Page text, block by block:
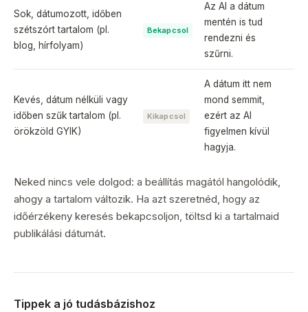
Sok, dátumozott, időben
szétszórt tartalom (pl.
blog, hírfolyam)
Bekapcsol
Az AI a dátum
mentén is tud
rendezni és
szűrni.
Kevés, dátum nélküli vagy
időben szűk tartalom (pl.
örökzöld GYIK)
Kikapcsol
A dátum itt nem
mond semmit,
ezért az AI
figyelmen kívül
hagyja.
Neked nincs vele dolgod: a beállítás magától hangolódik,
ahogy a tartalom változik. Ha azt szeretnéd, hogy az
időérzékeny keresés bekapcsoljon, töltsd ki a tartalmaid
publikálási dátumát.
Tippek a jó tudásbázishoz